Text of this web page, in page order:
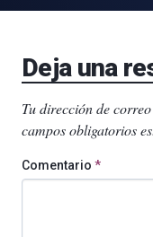
Deja una
Tu dirección de
campos obligatorios
Comentario *